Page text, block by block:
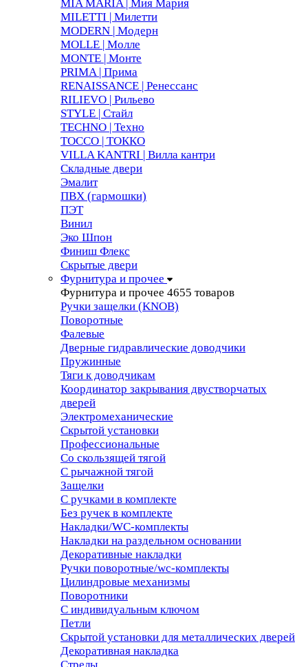
MIA MARIA | Мия Мария
MILETTI | Милетти
MODERN | Модерн
MOLLE | Молле
MONTE | Монте
PRIMA | Прима
RENAISSANCE | Ренессанс
RILIEVO | Рильево
STYLE | Стайл
TECHNO | Техно
TOCCO | ТОККО
VILLA KANTRI | Вилла кантри
Складные двери
Эмалит
ПВХ (гармошки)
ПЭТ
Винил
Эко Шпон
Финиш Флекс
Скрытые двери
Фурнитура и прочее
Фурнитура и прочее 4655 товаров
Ручки защелки (KNOB)
Поворотные
Фалевые
Дверные гидравлические доводчики
Пружинные
Тяги к доводчикам
Координатор закрывания двустворчатых
дверей
Электромеханические
Скрытой установки
Профессиональные
Со скользящей тягой
С рычажной тягой
Защелки
С ручками в комплекте
Без ручек в комплекте
Накладки/WC-комплекты
Накладки на раздельном основании
Декоративные накладки
Ручки поворотные/wc-комплекты
Цилиндровые механизмы
Поворотники
С индивидуальным ключом
Петли
Скрытой установки для металлических дверей
Декоративная накладка